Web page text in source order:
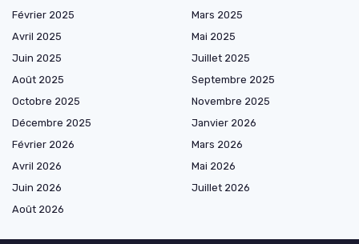
Février 2025
Mars 2025
Avril 2025
Mai 2025
Juin 2025
Juillet 2025
Août 2025
Septembre 2025
Octobre 2025
Novembre 2025
Décembre 2025
Janvier 2026
Février 2026
Mars 2026
Avril 2026
Mai 2026
Juin 2026
Juillet 2026
Août 2026